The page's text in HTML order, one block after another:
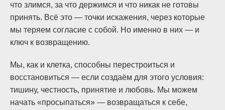
что злимся, за что держимся и что никак не готовы
принять. Всё это — точки искажения, через которые
мы теряем согласие с собой. Но именно в них — и
ключ к возвращению.
Мы, как и клетка, способны перестроиться и
восстановиться — если создаём для этого условия:
тишину, честность, принятие и любовь. Мы можем
начать «просыпаться» — возвращаться к себе,